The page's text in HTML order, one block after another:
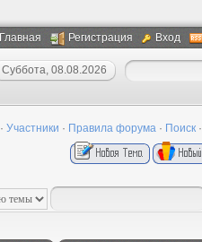
Главная Регистрация Вход
Суббота, 08.08.2026
· Участники · Правила форума · Поиск ·